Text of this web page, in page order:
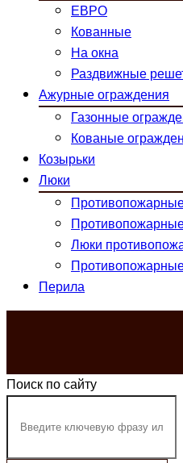
ЕВРО
Кованные
На окна
Раздвижные
Ажурные ограждения
Газонные
Кованые
Козырьки
Люки
Люки
Перила
Поиск по сайту